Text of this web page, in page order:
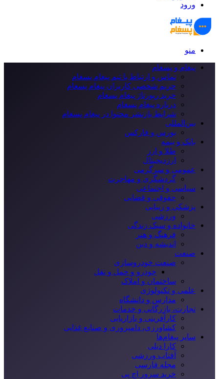
ورود
منو
پیغام و پسغام
تماس و ارتباط با تیم پیغام پسغام
حریم شخصی کاربران پیغام پسغام
خرید رپورتاژ پیغام پسغام
درباره پیغام پسغام
شرایط بازنشر محتوا در پیغام پسغام
بین‌المللی
بورس و فارکس
بانک و بیمه
طلا و ارز
ارزدیجیتال
عمومی و سرگرمی
گردشگری و مهاجرت
سیاسی و اجتماعی
حقوقی و قضایی
پزشکی و زیبایی
ورزشی
خانواده و سبک زندگی
فرهنگ و هنر
اندیشه و دین
صنعت
صنعت خودروسازی
خودرو و حمل و نقل
ساختمان و املاک
علمی و تکنولوژی
مدارس و دانشگاه
تجارت، بازرگانی و خدمات
کارآفرینی و بازاریابی
کشاورزی، دامپروری و صنایع غذایی
سایر پیغام‌ها
کارا دیلی
آفتاب ورزشی
مجله فارسی
خرید سرور اچ پی